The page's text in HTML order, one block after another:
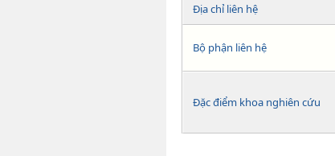
Địa chỉ liên hệ
Bộ phận liên hệ
Đặc điểm khoa nghiên cứu